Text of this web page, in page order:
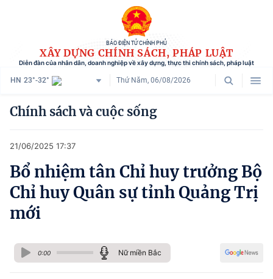
BÁO ĐIỆN TỬ CHÍNH PHỦ
XÂY DỰNG CHÍNH SÁCH, PHÁP LUẬT
Diễn đàn của nhân dân, doanh nghiệp về xây dựng, thực thi chính sách, pháp luật
HN 23°-32° Thứ Năm, 06/08/2026
Danh mục
Tham vấn chính sách
Người dân góp ý
Chính sách và cuộc sống
Chính sách và cuộc sống
21/06/2025 17:37
Bổ nhiệm tân Chỉ huy trưởng Bộ
Chỉ huy Quân sự tỉnh Quảng Trị
mới
0:00 Nữ miền Bắc